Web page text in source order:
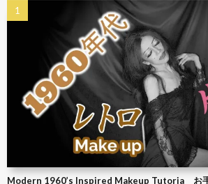
Modern 1960’s Inspired Makeup Tutoria お手